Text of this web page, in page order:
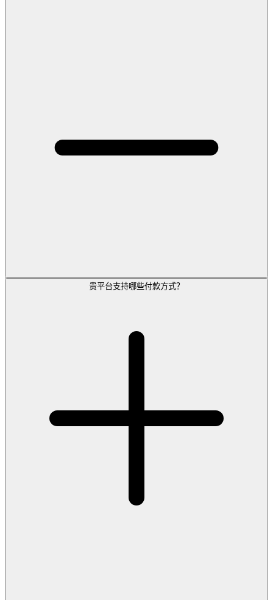
贵平台支持哪些付款方式？